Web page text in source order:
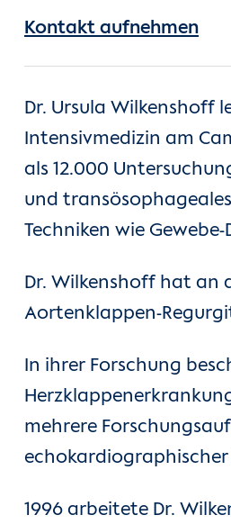
Kontakt aufnehmen
Dr. Ursula Wilkenshoff
Intensivmedizin am
als 12.000
und
Techniken wie
Dr. Wilkenshoff hat an
Aortenklappen-
In ihrer Forschung
mehrere
1996 arbeitete Dr.